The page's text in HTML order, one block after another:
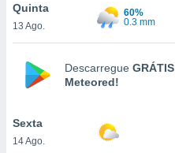
a
Quinta
13 Ago.
60%
0.3 mm
Descarregue GRÁTIS
Meteored!
Sexta
14 Ago.